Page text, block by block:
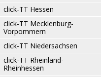
click-TT Hessen
click-TT Mecklenburg-
Vorpommern
click-TT Niedersachsen
click-TT Rheinland-
Rheinhessen